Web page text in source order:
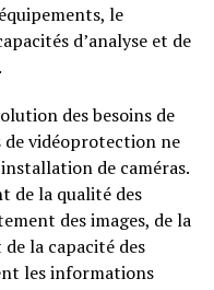
le
d’analyse et de
des besoins de
vidéoprotection ne
de caméras.
de la qualité des
des images, de la
la capacité des
les informations